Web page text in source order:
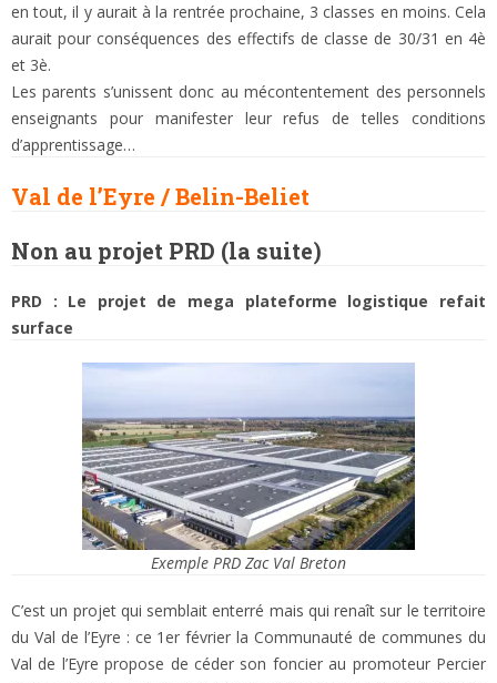
en tout, il y aurait à la rentrée prochaine, 3 classes en moins. Cela
aurait pour conséquences des effectifs de classe de 30/31 en 4è
et 3è.
Les parents s’unissent donc au mécontentement des personnels
enseignants pour manifester leur refus de telles conditions
d’apprentissage…
Val de l’Eyre / Belin-Beliet
Non au projet PRD (la suite)
PRD : Le projet de mega plateforme logistique refait
surface
Exemple PRD Zac Val Breton
C’est un projet qui semblait enterré mais qui renaît sur le territoire
du Val de l’Eyre : ce 1er février la Communauté de communes du
Val de l’Eyre propose de céder son foncier au promoteur Percier